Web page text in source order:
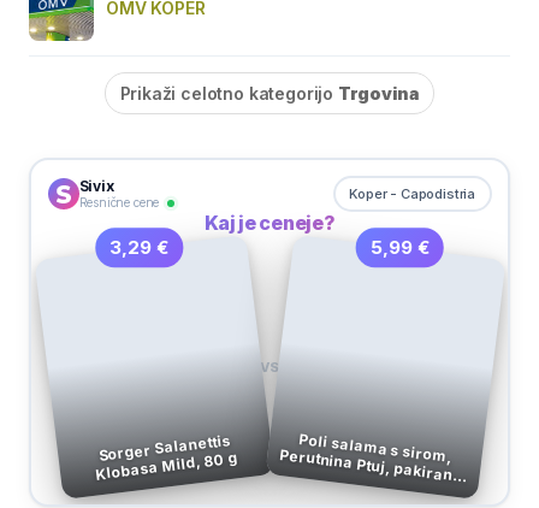
OMV KOPER
Prikaži celotno kategorijo Trgovina
Sivix
Resnične cene
Koper - Capodistria
Kaj je ceneje?
3,29 €
Sorger Salanettis
Klobasa Mild, 80 g
VS
5,99 €
Poli salama s sirom, Perutnina Ptuj, pakirano,
500 g